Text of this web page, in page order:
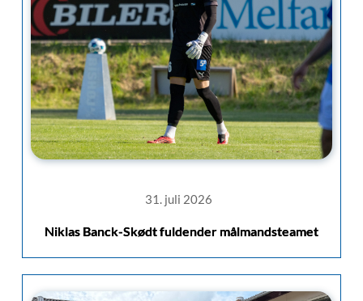
31. juli 2026
Niklas Banck-Skødt fuldender målmandsteamet